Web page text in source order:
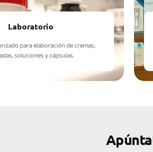
Laboratorio
para elaboración de cremas,
soluciones y cápsulas.